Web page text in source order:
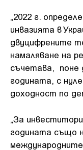
„2022 г.
инвазията в
двуцифрените
намаляване на
съчетава, поне
годината, с
доходност по
„За
годината също